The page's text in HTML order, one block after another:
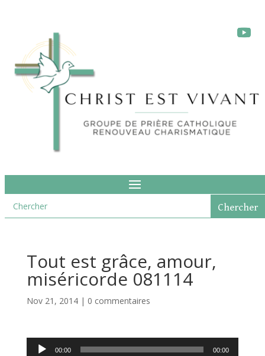
Tout est grâce, amour,
miséricorde 081114
Nov 21, 2014| 0 commentaires
Lecteur
00:00 00:00